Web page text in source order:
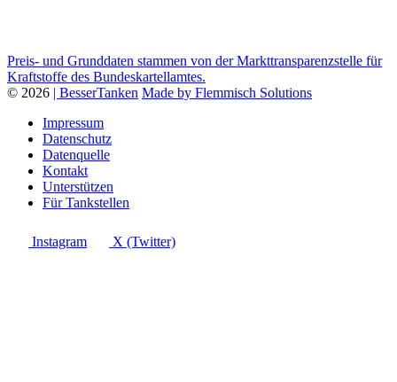
Preis- und Grunddaten stammen von der Markttransparenzstelle für
Kraftstoffe des Bundeskartellamtes.
© 2026 | BesserTanken Made by Flemmisch Solutions
Impressum
Datenschutz
Datenquelle
Kontakt
Unterstützen
Für Tankstellen
Instagram X (Twitter)